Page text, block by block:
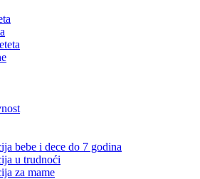
bebe i dece do 7 godina
u trudnoći
za mame